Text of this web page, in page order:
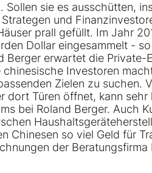
sie es ausschütten,
und
prall gefüllt. Im Jahr
Dollar eingesammelt -
Berger erwartet die
Investoren
Zielen zu suchen.
dort Türen öffnet, kann
bei Roland Berger. Auch
so viel Geld für
der Beratungsfirma